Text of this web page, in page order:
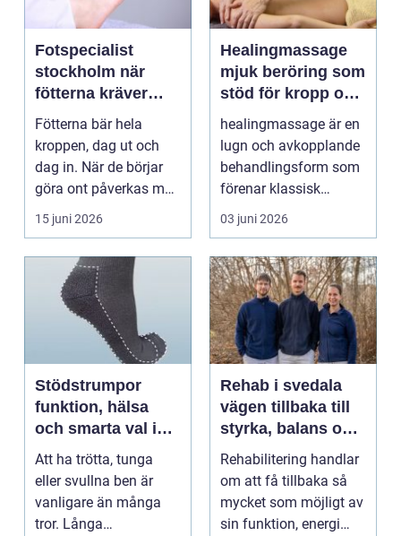
Fotspecialist
stockholm när
fötterna kräver
mer än vanliga
sulor
Fötterna bär hela
kroppen, dag ut och
dag in. När de börjar
göra ont påverkas mer
15 juni 2026
Healingmassage
mjuk beröring som
stöd för kropp och
själ
healingmassage är en
lugn och avkopplande
behandlingsform som
förenar klassisk
massage med
03 juni 2026
Stödstrumpor
funktion, hälsa
och smarta val i
vardagen
Att ha trötta, tunga
eller svullna ben är
vanligare än många
tror. Långa
Rehab i svedala
vägen tillbaka till
styrka, balans och
vardag
Rehabilitering handlar
om att få tillbaka så
mycket som möjligt av
sin funktion, energi